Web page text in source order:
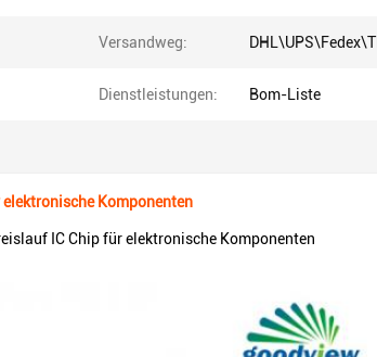
Versandweg:
Dienstleistungen: Bom-Liste
Komponenten
IC Chip für elektronische Komponenten